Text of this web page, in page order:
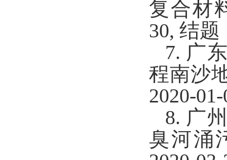
复合材
30, 结题
7. 广
程南沙
2020-
8. 广
臭河涌